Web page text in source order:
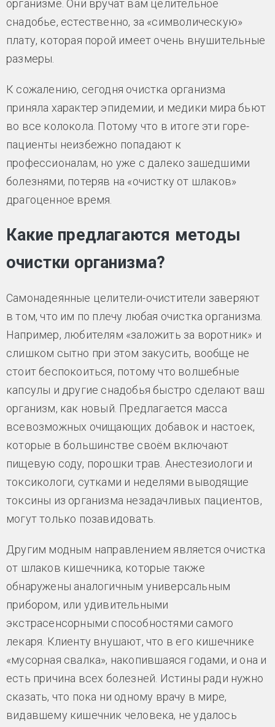
организме. Они вручат вам целительное
снадобье, естественно, за «символическую»
плату, которая порой имеет очень внушительные
размеры.
К сожалению, сегодня очистка организма
приняла характер эпидемии, и медики мира бьют
во все колокола. Потому что в итоге эти горе-
пациенты неизбежно попадают к
профессионалам, но уже с далеко зашедшими
болезнями, потеряв на «очистку от шлаков»
драгоценное время.
Какие предлагаются методы
очистки организма?
Самонадеянные целители-очистители заверяют
в том, что им по плечу любая очистка организма.
Например, любителям «заложить за воротник» и
слишком сытно при этом закусить, вообще не
стоит беспокоиться, потому что волшебные
капсулы и другие снадобья быстро сделают ваш
организм, как новый. Предлагается масса
всевозможных очищающих добавок и настоек,
которые в большинстве своём включают
пищевую соду, порошки трав. Анестезиологи и
токсикологи, сутками и неделями выводящие
токсины из организма незадачливых пациентов,
могут только позавидовать.
Другим модным направлением является очистка
от шлаков кишечника, которые также
обнаружены аналогичным универсальным
прибором, или удивительными
экстрасенсорными способностями самого
лекаря. Клиенту внушают, что в его кишечнике
«мусорная свалка», накопившаяся годами, и она и
есть причина всех болезней. Истины ради нужно
сказать, что пока ни одному врачу в мире,
видавшему кишечник человека, не удалось